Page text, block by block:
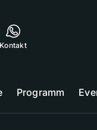
Kontakt
Programm